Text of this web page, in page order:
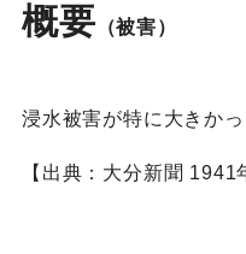
概要 （被害）
浸水被害が特に大きかっ
【出典：大分新聞 1941